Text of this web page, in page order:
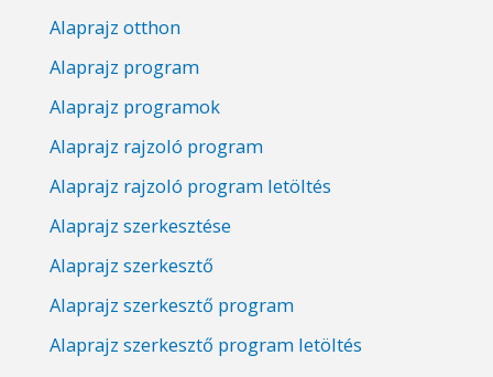
Alaprajz otthon
Alaprajz program
Alaprajz programok
Alaprajz rajzoló program
Alaprajz rajzoló program letöltés
Alaprajz szerkesztése
Alaprajz szerkesztő
Alaprajz szerkesztő program
Alaprajz szerkesztő program letöltés